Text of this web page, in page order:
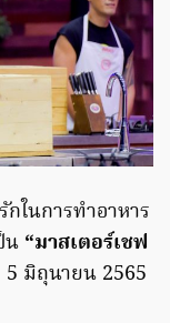
ในการทำอาหาร
น “มาสเตอร์เชฟ
5 มิถุนายน 2565